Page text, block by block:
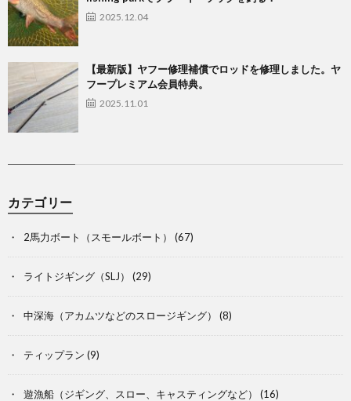
2025.12.04
【最新版】ヤフー修理補償でロッドを修理しました。ヤ
フープレミアム会員特典。
2025.11.01
カテゴリー
2馬力ボート（スモールボート） (67)
ライトジギング（SLJ） (29)
中深海（アカムツなどのスロージギング） (8)
ティップラン (9)
遊漁船（ジギング、スロー、キャスティングなど） (16)